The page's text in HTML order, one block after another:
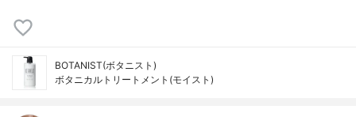
BOTANIST(ボタニスト)
ボタニカルトリートメント(モイスト)